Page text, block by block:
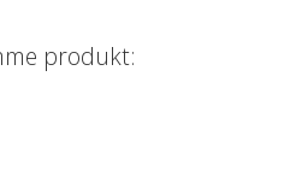
produkt: